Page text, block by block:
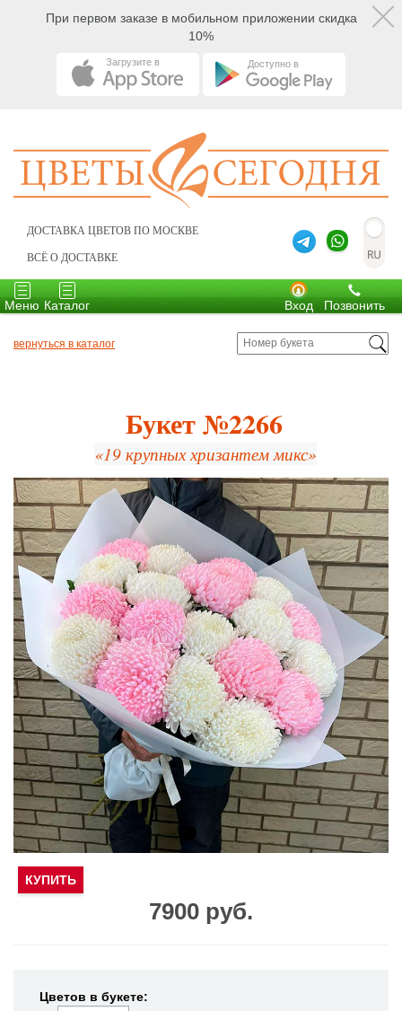
При первом заказе в мобильном приложении скидка
10%
Загрузите в Доступно в
ДОСТАВКА ЦВЕТОВ ПО МОСКВЕ
ВСЁ О ДОСТАВКЕ
Toggle
navigation
Меню
Toggle
navigation
Каталог Позвонить
Вход
вернуться в каталог
Букет №2266
«19 крупных хризантем микс»
7900 руб.
КУПИТЬ
Цветов в букете: